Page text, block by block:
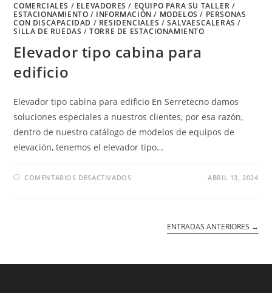
COMERCIALES / ELEVADORES / EQUIPO PARA SU TALLER /
ESTACIONAMIENTO / INFORMACIÓN / MODELOS / PERSONAS
CON DISCAPACIDAD / RESIDENCIALES /SALVAESCALERAS /
SILLA DE RUEDAS /TORRE DE ESTACIONAMIENTO
Elevador tipo cabina para
edificio
Elevador tipo cabina para edificio En Serretecno damos
soluciones especiales a nuestros clientes, por esa razón,
dentro de nuestro catálogo de modelos de equipos de
elevación, tenemos el elevador tipo…
COMENTARIOS DESACTIVADOSEN ABRIL 13, 2024
ENTRADAS ANTERIORES →